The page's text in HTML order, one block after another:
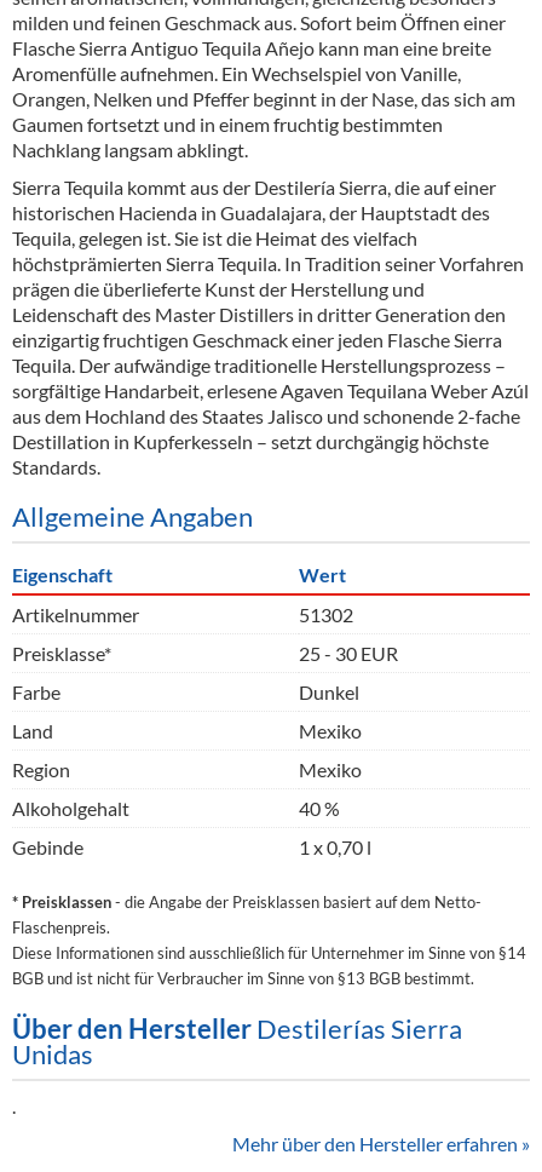
milden und feinen Geschmack aus. Sofort beim Öffnen einer
Flasche Sierra Antiguo Tequila Añejo kann man eine breite
Aromenfülle aufnehmen. Ein Wechselspiel von Vanille,
Orangen, Nelken und Pfeffer beginnt in der Nase, das sich am
Gaumen fortsetzt und in einem fruchtig bestimmten
Nachklang langsam abklingt.
Sierra Tequila kommt aus der Destilería Sierra, die auf einer
historischen Hacienda in Guadalajara, der Hauptstadt des
Tequila, gelegen ist. Sie ist die Heimat des vielfach
höchstprämierten Sierra Tequila. In Tradition seiner Vorfahren
prägen die überlieferte Kunst der Herstellung und
Leidenschaft des Master Distillers in dritter Generation den
einzigartig fruchtigen Geschmack einer jeden Flasche Sierra
Tequila. Der aufwändige traditionelle Herstellungsprozess –
sorgfältige Handarbeit, erlesene Agaven Tequilana Weber Azúl
aus dem Hochland des Staates Jalisco und schonende 2-fache
Destillation in Kupferkesseln – setzt durchgängig höchste
Standards.
Allgemeine Angaben
Eigenschaft
Wert
Artikelnummer
51302
Preisklasse*
25 - 30 EUR
Farbe
Dunkel
Land
Mexiko
Region
Mexiko
Alkoholgehalt
40 %
Gebinde
1 x 0,70 l
* Preisklassen- die Angabe der Preisklassen basiert auf dem Netto-
Flaschenpreis.
Diese Informationen sind ausschließlich für Unternehmer im Sinne von §14
BGB und ist nicht für Verbraucher im Sinne von §13 BGB bestimmt.
Über den Hersteller Destilerías Sierra
Unidas
Mehr über den Hersteller erfahren »